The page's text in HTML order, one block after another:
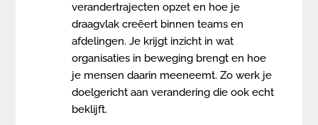
verandertrajecten opzet en hoe je
draagvlak creëert binnen teams en
afdelingen. Je krijgt inzicht in wat
organisaties in beweging brengt en hoe
je mensen daarin meeneemt. Zo werk je
doelgericht aan verandering die ook echt
beklijft.